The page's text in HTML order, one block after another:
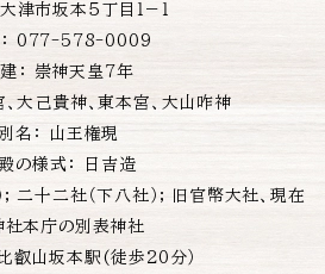
津市坂本５丁目１−１
： 077-578-0009
： 崇神天皇7年
大己貴神、東本宮、大山咋神
別名： 山王権現
の様式： 日吉造
; 二十二社（下八社）; 旧官幣大社、現在
社本庁の別表神社
叡山坂本駅(徒歩20分）